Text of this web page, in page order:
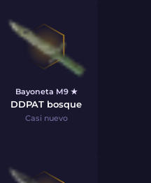
Bayoneta M9 ★
DDPAT bosque
Casi nuevo